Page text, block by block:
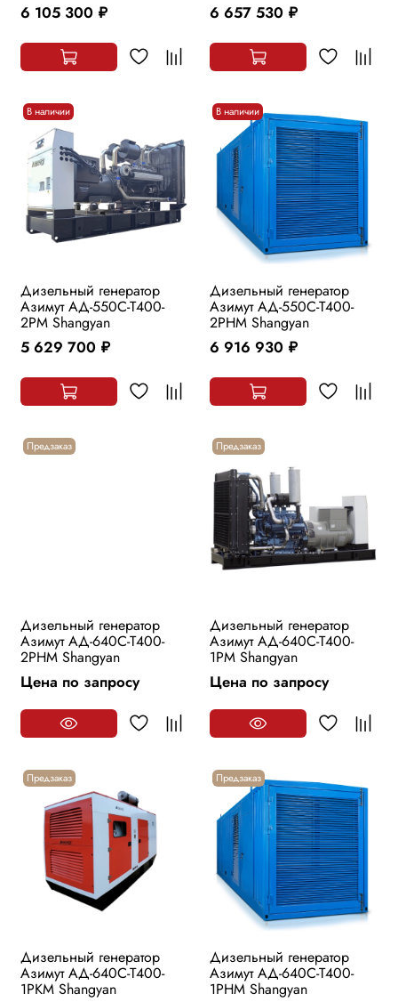
6 105 300 руб. 6 657 530 руб.
В наличии
Дизельный генератор
Азимут АД-550С-Т400-
2РМ Shangyan
5 629 700 руб.
В наличии
Дизельный генератор
Азимут АД-550С-Т400-
2РHМ Shangyan
6 916 930 руб.
Предзаказ
Дизельный генератор
Азимут АД-640С-Т400-
2РHМ Shangyan
Цена по запросу
Предзаказ
Дизельный генератор
Азимут АД-640С-Т400-
1РМ Shangyan
Цена по запросу
Предзаказ
Дизельный генератор
Азимут АД-640С-Т400-
1РKМ Shangyan
Предзаказ
Дизельный генератор
Азимут АД-640С-Т400-
1РHМ Shangyan